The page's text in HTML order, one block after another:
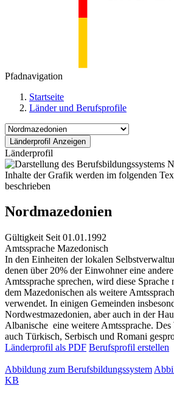
Pfadnavigation
Startseite
Länder und Berufsprofile
Länderprofil
Nordmazedonien
Gültigkeit Seit 01.01.1992
Amtssprache Mazedonisch
In den Einheiten der lokalen
denen über 20% der Einwohner eine
Amtssprache sprechen, wird diese Sprache
dem Mazedonischen als weitere
verwendet. In einigen Gemeinden
Nordwestmazedonien, aber auch in der
Albanische eine weitere Amtssprache.
auch Türkisch, Serbisch und Romani
Länderprofil als PDF Berufsprofil erstellen
Abbildung zum Berufsbildungssystem
KB